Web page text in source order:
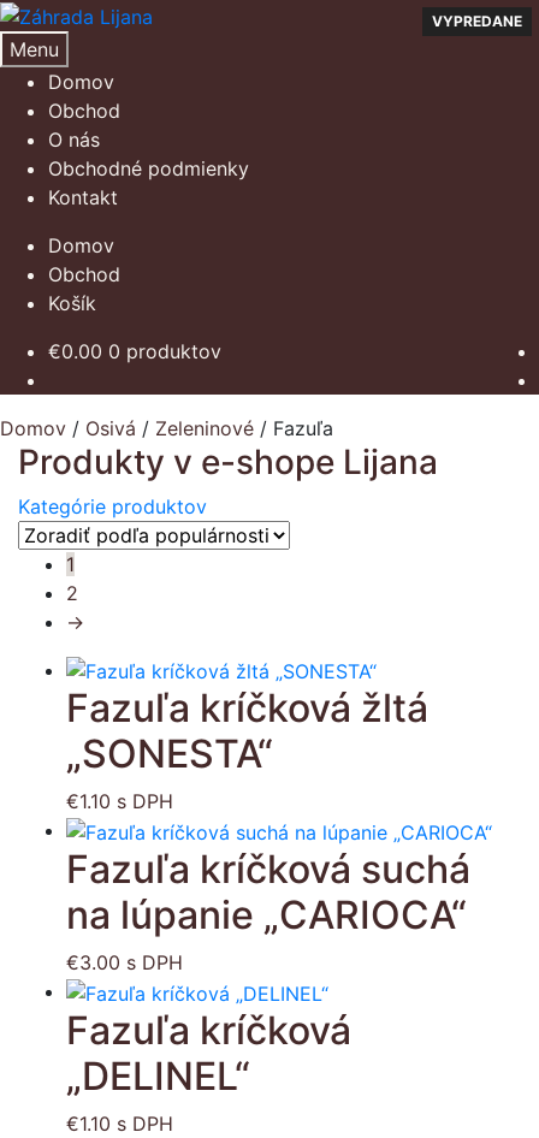
Preskočiť
na
navigáciu
Preskočiť
na
obsah
Menu
Domov
Obchod
O nás
Obchodné podmienky
Kontakt
Domov
Obchod
Košík
€0.00 0 produktov
Domov / Osivá / Zeleninové / Fazuľa
Produkty v e-shope Lijana
Kategórie produktov
1
2
→
VYPREDANE
Fazuľa kríčková žltá
„SONESTA“
€1.10 s DPH
VYPREDANE
Fazuľa kríčková suchá
na lúpanie „CARIOCA“
€3.00 s DPH
VYPREDANE
Fazuľa kríčková
„DELINEL“
€1.10 s DPH
VYPREDANE
VYPREDANE
VYPREDANE
VYPREDANE
VYPREDANE
VYPREDANE
VYPREDANE